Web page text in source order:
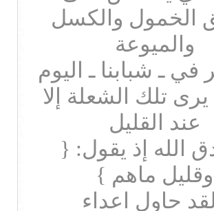
الخمول والكسل
والميوعة
في ـ شبابنا ـ اليوم
يرى تلك الشعلة إلا
عند القليل
الله إذ يقول: {
وقليل ماهم }
حاول اعداء